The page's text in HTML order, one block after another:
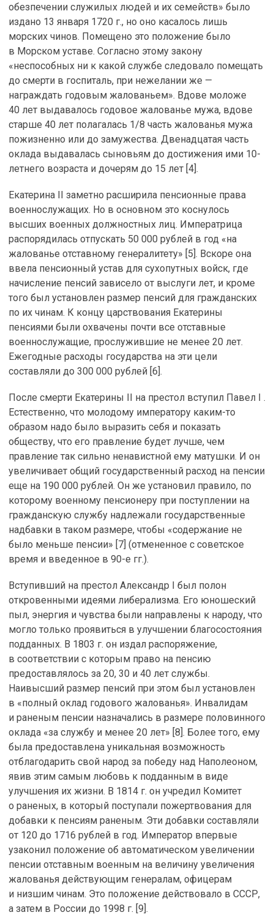
обезпечении служилых людей и их семейств» было
издано 13 января 1720 г., но оно касалось лишь
морских чинов. Помещено это положение было
в Морском уставе. Согласно этому закону
«неспособных ни к какой службе следовало помещать
до смерти в госпиталь, при нежелании же —
награждать годовым жалованьем». Вдове моложе
40 лет выдавалось годовое жалованье мужа, вдове
старше 40 лет полагалась 1/8 часть жалованья мужа
пожизненно или до замужества. Двенадцатая часть
оклада выдавалась сыновьям до достижения ими 10-
летнего возраста и дочерям до 15 лет [4].
Екатерина II заметно расширила пенсионные права
военнослужащих. Но в основном это коснулось
высших военных должностных лиц. Императрица
распорядилась отпускать 50 000 рублей в год «на
жалованье отставному генералитету» [5]. Вскоре она
ввела пенсионный устав для сухопутных войск, где
начисление пенсий зависело от выслуги лет, и кроме
того был установлен размер пенсий для гражданских
по их чинам. К концу царствования Екатерины
пенсиями были охвачены почти все отставные
военнослужащие, прослужившие не менее 20 лет.
Ежегодные расходы государства на эти цели
составляли до 300 000 рублей [6].
После смерти Екатерины II на престол вступил Павел I .
Естественно, что молодому императору каким-то
образом надо было выразить себя и показать
обществу, что его правление будет лучше, чем
правление так сильно ненавистной ему матушки. И он
увеличивает общий государственный расход на пенсии
еще на 190 000 рублей. Он же установил правило, по
которому военному пенсионеру при поступлении на
гражданскую службу надлежали государственные
надбавки в таком размере, чтобы «содержание не
было меньше пенсии» [7] (отмененное с советское
время и введенное в 90-е гг.).
Вступивший на престол Александр I был полон
откровенными идеями либерализма. Его юношеский
пыл, энергия и чувства были направлены к народу, что
могло только проявиться в улучшении благосостояния
подданных. В 1803 г. он издал распоряжение,
в соответствии с которым право на пенсию
предоставлялось за 20, 30 и 40 лет службы.
Наивысший размер пенсий при этом был установлен
в «полный оклад годового жалованья». Инвалидам
и раненым пенсии назначались в размере половинного
оклада «за службу и менее 20 лет» [8]. Более того, ему
была предоставлена уникальная возможность
отблагодарить свой народ за победу над Наполеоном,
явив этим самым любовь к подданным в виде
улучшения их жизни. В 1814 г. он учредил Комитет
о раненых, в который поступали пожертвования для
добавки к пенсиям раненым. Эти добавки составляли
от 120 до 1716 рублей в год. Император впервые
узаконил положение об автоматическом увеличении
пенсии отставным военным на величину увеличения
жалованья действующим генералам, офицерам
и низшим чинам. Это положение действовало в СССР,
а затем в России до 1998 г. [9].